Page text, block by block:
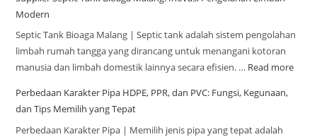
Modern
Septic Tank Bioaga Malang | Septic tank adalah sistem pengolahan
limbah rumah tangga yang dirancang untuk menangani kotoran
manusia dan limbah domestik lainnya secara efisien. … Read more
Perbedaan Karakter Pipa HDPE, PPR, dan PVC: Fungsi, Kegunaan,
dan Tips Memilih yang Tepat
Perbedaan Karakter Pipa | Memilih jenis pipa yang tepat adalah